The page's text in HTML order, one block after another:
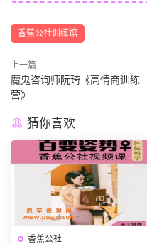
香蕉公社训练馆
上一篇
魔鬼咨询师阮琦《高情商训练
营》
猜你喜欢
香蕉公社